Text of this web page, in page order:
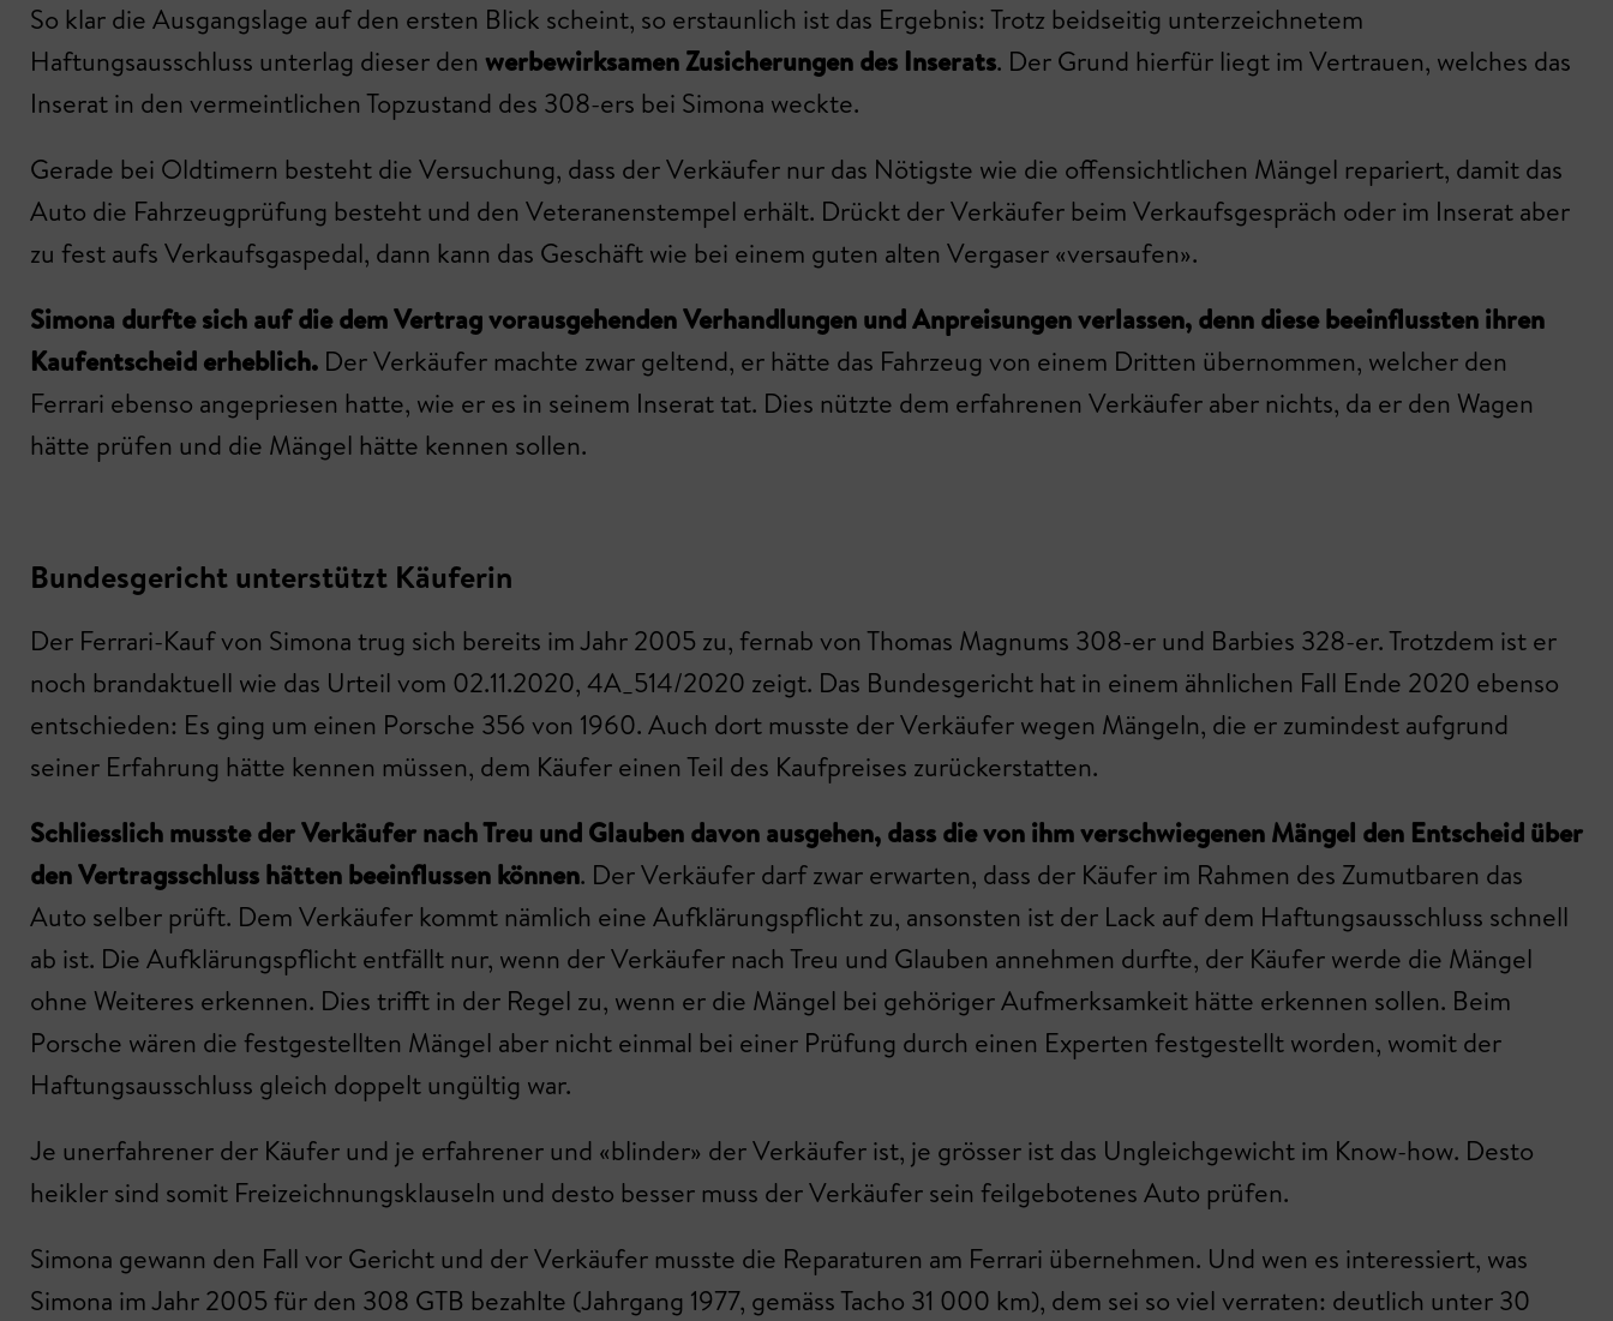
So klar die Ausgangslage auf den ersten Blick scheint, so erstaunlich ist das Ergebnis: Trotz beidseitig unterzeichnetem
Haftungsausschluss unterlag dieser den werbewirksamen Zusicherungen des Inserats. Der Grund hierfür liegt im Vertrauen, welches das
Inserat in den vermeintlichen Topzustand des 308-ers bei Simona weckte.
Gerade bei Oldtimern besteht die Versuchung, dass der Verkäufer nur das Nötigste wie die offensichtlichen Mängel repariert, damit das
Auto die Fahrzeugprüfung besteht und den Veteranenstempel erhält. Drückt der Verkäufer beim Verkaufsgespräch oder im Inserat aber
zu fest aufs Verkaufsgaspedal, dann kann das Geschäft wie bei einem guten alten Vergaser «versaufen».
Simona durfte sich auf die dem Vertrag vorausgehenden Verhandlungen und Anpreisungen verlassen, denn diese beeinflussten ihren
Kaufentscheid erheblich. Der Verkäufer machte zwar geltend, er hätte das Fahrzeug von einem Dritten übernommen, welcher den
Ferrari ebenso angepriesen hatte, wie er es in seinem Inserat tat. Dies nützte dem erfahrenen Verkäufer aber nichts, da er den Wagen
hätte prüfen und die Mängel hätte kennen sollen.
Bundesgericht unterstützt Käuferin
Der Ferrari-Kauf von Simona trug sich bereits im Jahr 2005 zu, fernab von Thomas Magnums 308-er und Barbies 328-er. Trotzdem ist er
noch brandaktuell wie das Urteil vom 02.11.2020, 4A_514/2020 zeigt. Das Bundesgericht hat in einem ähnlichen Fall Ende 2020 ebenso
entschieden: Es ging um einen Porsche 356 von 1960. Auch dort musste der Verkäufer wegen Mängeln, die er zumindest aufgrund
seiner Erfahrung hätte kennen müssen, dem Käufer einen Teil des Kaufpreises zurückerstatten.
Schliesslich musste der Verkäufer nach Treu und Glauben davon ausgehen, dass die von ihm verschwiegenen Mängel den Entscheid über
den Vertragsschluss hätten beeinflussen können. Der Verkäufer darf zwar erwarten, dass der Käufer im Rahmen des Zumutbaren das
Auto selber prüft. Dem Verkäufer kommt nämlich eine Aufklärungspflicht zu, ansonsten ist der Lack auf dem Haftungsausschluss schnell
ab ist. Die Aufklärungspflicht entfällt nur, wenn der Verkäufer nach Treu und Glauben annehmen durfte, der Käufer werde die Mängel
ohne Weiteres erkennen. Dies trifft in der Regel zu, wenn er die Mängel bei gehöriger Aufmerksamkeit hätte erkennen sollen. Beim
Porsche wären die festgestellten Mängel aber nicht einmal bei einer Prüfung durch einen Experten festgestellt worden, womit der
Haftungsausschluss gleich doppelt ungültig war.
Je unerfahrener der Käufer und je erfahrener und «blinder» der Verkäufer ist, je grösser ist das Ungleichgewicht im Know-how. Desto
heikler sind somit Freizeichnungsklauseln und desto besser muss der Verkäufer sein feilgebotenes Auto prüfen.
Simona gewann den Fall vor Gericht und der Verkäufer musste die Reparaturen am Ferrari übernehmen. Und wen es interessiert, was
Simona im Jahr 2005 für den 308 GTB bezahlte (Jahrgang 1977, gemäss Tacho 31 000 km), dem sei so viel verraten: deutlich unter 30